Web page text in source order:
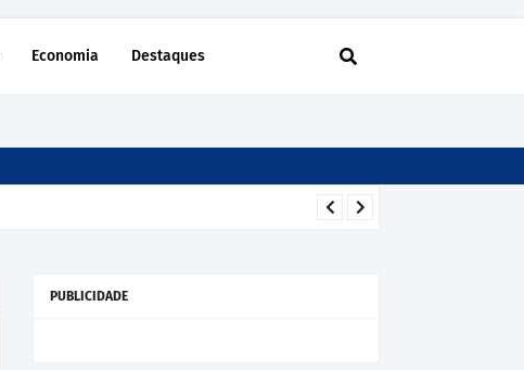
Economia Destaques
PUBLICIDADE